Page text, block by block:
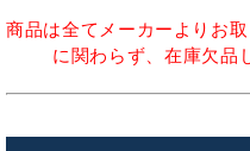
商品は全てメーカーよりお
に関わらず、在庫欠品